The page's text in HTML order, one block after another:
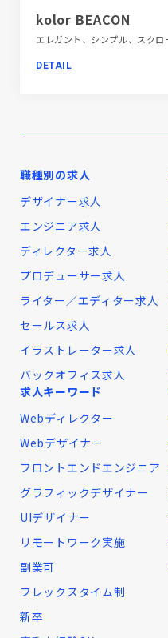
kolor BEACON
DETAIL
職種別の求人
デザイナー求人
エンジニア求人
ディレクター求人
プロデューサー求人
ライター／エディター求人
セールス求人
イラストレーター求人
バックオフィス求人
求人キーワード
Webディレクター
Webデザイナー
フロントエンドエンジニア
グラフィックデザイナー
UIデザイナー
リモートワーク実施
副業可
フレックスタイム制
新卒